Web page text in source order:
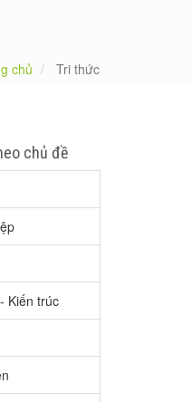
chủ Tri thức
chủ đề
Kiến trúc